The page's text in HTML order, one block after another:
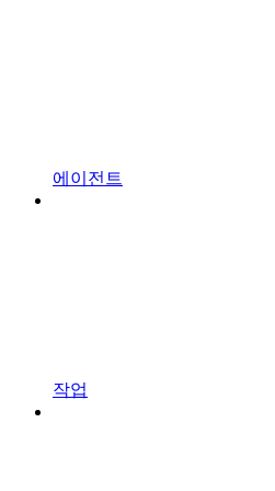
에이전트
작업